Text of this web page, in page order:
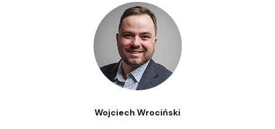
Wojciech Wrociński